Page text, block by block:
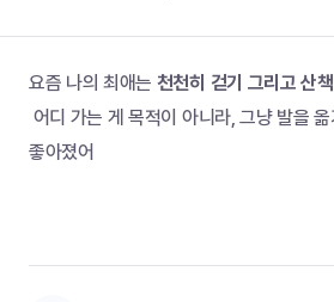
요즘 나의 최애는 천천히 걷기 그리고 산책
좋아졌어